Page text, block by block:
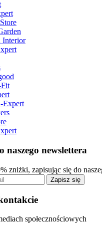
Interior
Expert
naszego newslettera
zniżki, zapisując się do
Zapisz się
społecznościowych